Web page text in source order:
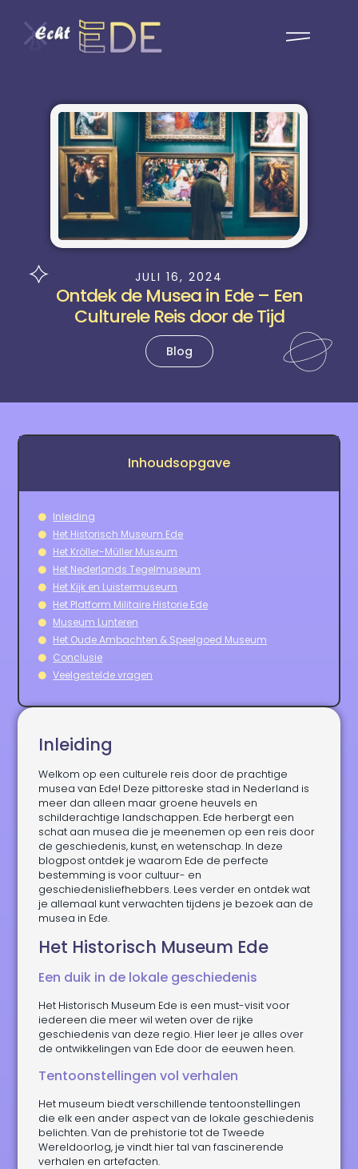
JULI 16, 2024
Ontdek de Musea in Ede – Een
Culturele Reis door de Tijd
Blog
Inleiding
Welkom op een culturele reis door de prachtige
musea van Ede! Deze pittoreske stad in Nederland is
meer dan alleen maar groene heuvels en
schilderachtige landschappen. Ede herbergt een
schat aan musea die je meenemen op een reis door
de geschiedenis, kunst, en wetenschap. In deze
blogpost ontdek je waarom Ede de perfecte
bestemming is voor cultuur- en
geschiedenisliefhebbers. Lees verder en ontdek wat
je allemaal kunt verwachten tijdens je bezoek aan de
musea in Ede.
Het Historisch Museum Ede
Een duik in de lokale geschiedenis
Het Historisch Museum Ede is een must-visit voor
iedereen die meer wil weten over de rijke
geschiedenis van deze regio. Hier leer je alles over
de ontwikkelingen van Ede door de eeuwen heen.
Tentoonstellingen vol verhalen
Het museum biedt verschillende tentoonstellingen
die elk een ander aspect van de lokale geschiedenis
belichten. Van de prehistorie tot de Tweede
Wereldoorlog, je vindt hier tal van fascinerende
verhalen en artefacten.
Inhoudsopgave
Inleiding
Het Historisch Museum Ede
Het Kröller-Müller Museum
Het Nederlands Tegelmuseum
Het Kijk en Luistermuseum
Het Platform Militaire Historie Ede
Museum Lunteren
Het Oude Ambachten & Speelgoed Museum
Conclusie
Veelgestelde vragen